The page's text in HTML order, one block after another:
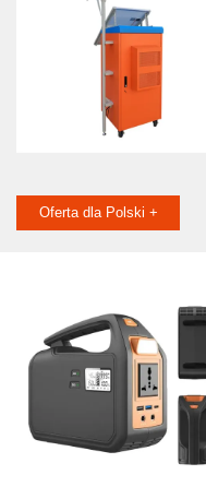
Oferta dla Polski +